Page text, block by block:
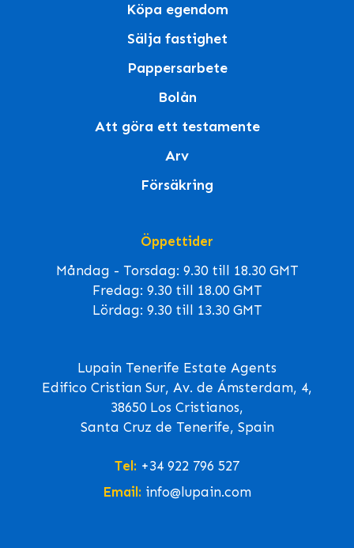
Köpa egendom
Sälja fastighet
Pappersarbete
Bolån
Att göra ett testamente
Arv
Försäkring
Öppettider
Måndag - Torsdag: 9.30 till 18.30 GMT
Fredag: 9.30 till 18.00 GMT
Lördag: 9.30 till 13.30 GMT
Lupain Tenerife Estate Agents
Edifico Cristian Sur, Av. de Ámsterdam, 4,
38650 Los Cristianos,
Santa Cruz de Tenerife, Spain
Tel: +34 922 796 527
Email: info@lupain.com